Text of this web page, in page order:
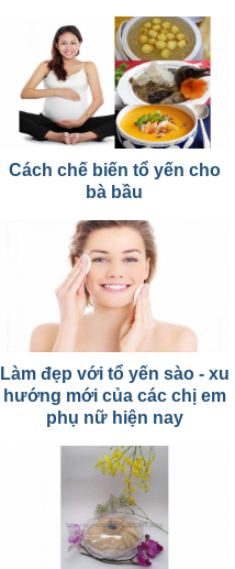
Cách chế biến tổ yến cho
bà bầu
Làm đẹp với tổ yến sào - xu
hướng mới của các chị em
phụ nữ hiện nay